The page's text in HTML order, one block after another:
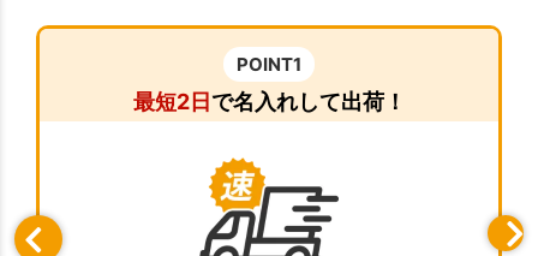
POINT1
最短2日 で名入れして出荷！